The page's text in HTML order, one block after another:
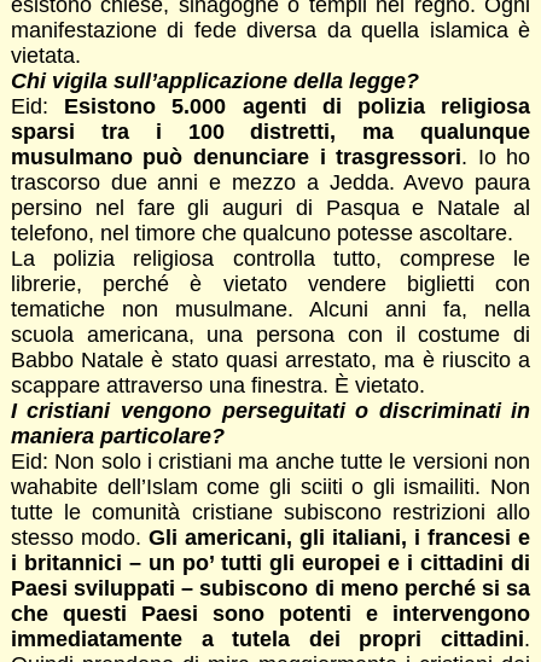
esistono chiese, sinagoghe o templi nel regno. Ogni
manifestazione di fede diversa da quella islamica è
vietata.
Chi vigila sull’applicazione della legge?
Eid: Esistono 5.000 agenti di polizia religiosa
sparsi tra i 100 distretti, ma qualunque
musulmano può denunciare i trasgressori. Io ho
trascorso due anni e mezzo a Jedda. Avevo paura
persino nel fare gli auguri di Pasqua e Natale al
telefono, nel timore che qualcuno potesse ascoltare.
La polizia religiosa controlla tutto, comprese le
librerie, perché è vietato vendere biglietti con
tematiche non musulmane. Alcuni anni fa, nella
scuola americana, una persona con il costume di
Babbo Natale è stato quasi arrestato, ma è riuscito a
scappare attraverso una finestra. È vietato.
I cristiani vengono perseguitati o discriminati in
maniera particolare?
Eid: Non solo i cristiani ma anche tutte le versioni non
wahabite dell’Islam come gli sciiti o gli ismailiti. Non
tutte le comunità cristiane subiscono restrizioni allo
stesso modo. Gli americani, gli italiani, i francesi e
i britannici – un po’ tutti gli europei e i cittadini di
Paesi sviluppati – subiscono di meno perché si sa
che questi Paesi sono potenti e intervengono
immediatamente a tutela dei propri cittadini.